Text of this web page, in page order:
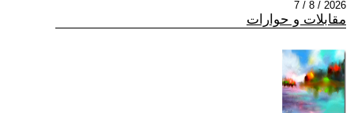
2026 / 8 / 7
مقابلات و حوارات